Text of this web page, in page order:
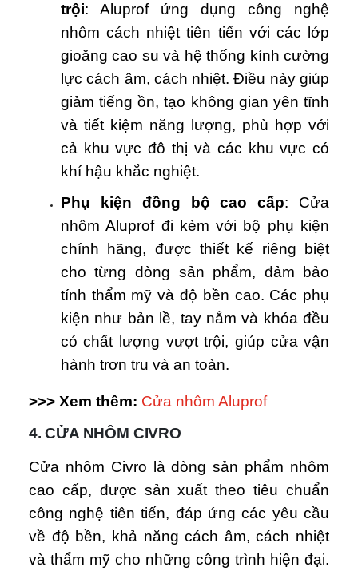
trội: Aluprof ứng dụng công nghệ
nhôm cách nhiệt tiên tiến với các lớp
gioăng cao su và hệ thống kính cường
lực cách âm, cách nhiệt. Điều này giúp
giảm tiếng ồn, tạo không gian yên tĩnh
và tiết kiệm năng lượng, phù hợp với
cả khu vực đô thị và các khu vực có
khí hậu khắc nghiệt.
Phụ kiện đồng bộ cao cấp: Cửa
nhôm Aluprof đi kèm với bộ phụ kiện
chính hãng, được thiết kế riêng biệt
cho từng dòng sản phẩm, đảm bảo
tính thẩm mỹ và độ bền cao. Các phụ
kiện như bản lề, tay nắm và khóa đều
có chất lượng vượt trội, giúp cửa vận
hành trơn tru và an toàn.
>>> Xem thêm: Cửa nhôm Aluprof
4. CỬA NHÔM CIVRO
Cửa nhôm Civro là dòng sản phẩm nhôm
cao cấp, được sản xuất theo tiêu chuẩn
công nghệ tiên tiến, đáp ứng các yêu cầu
về độ bền, khả năng cách âm, cách nhiệt
và thẩm mỹ cho những công trình hiện đại.